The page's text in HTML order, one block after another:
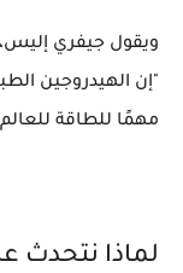
ويقول جيفري
"إن الهيدروجين
مهمًا للطاقة
لماذا نتحدث